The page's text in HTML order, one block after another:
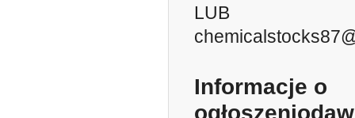
LUB
Informacje o